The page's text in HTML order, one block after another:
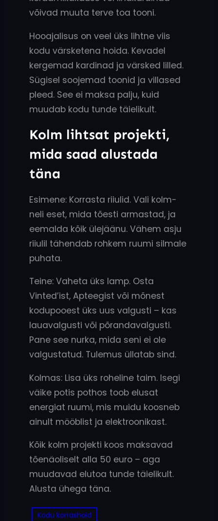
võivad muuta terve toa tooni.
Hooajalisus on veel üks lihtne viis
kodu värsketena hoida. Kevadel
kergemad kardinad ja värsked lilled.
Sügisel soojemad toonid ja villased
pleed. See ei maksa palju, kuid
muudab kodu tunde täielikult.
Kolm lihtsat projekti,
mida saad alustada
täna
Esimene: Korrasta riiulid. Vali kolm-
neli eset, mida tõesti armastad, ja
eemalda kõik ülejäänu. Vähem asju
riiulil tähendab rohkem ruumi silmale
puhata.
Teine: Vaheta üks lamp. Osta
Vinted’ist, Apteegist või mõnest
kodupooest üks uus valgusti – kas
lauavalgusti või põrandavalgusti.
Pane see nurka, mida seni ei ole
valgustatud. Tulemus üllatab sind.
Kolmas: Lisa üks roheline taim. Isegi
väike potis pothos toob elusat
energiat ruumi, mis muidu koosneb
ainult mööblist ja elektroonikast.
Kõik kolm projekti koos maksavad
tõenäoliselt alla 50 euro – aga
muudavad elutoa tunde täielikult.
Alusta ühega täna.
Kodu korrashoid